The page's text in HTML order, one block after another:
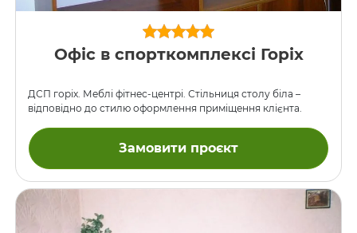
Офіс в спорткомплексі Горіх
ДСП горіх. Меблі фітнес-центрі. Стільниця столу біла –
відповідно до стилю оформлення приміщення клієнта.
Замовити проєкт